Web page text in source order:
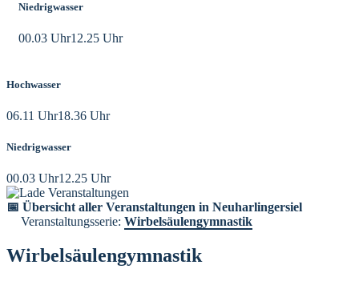
Niedrigwasser
00.03 Uhr12.25 Uhr
Hochwasser
06.11 Uhr18.36 Uhr
Niedrigwasser
00.03 Uhr12.25 Uhr
📅 Übersicht aller Veranstaltungen in Neuharlingersiel
Veranstaltungsserie: Wirbelsäulengymnastik
Wirbelsäulengymnastik